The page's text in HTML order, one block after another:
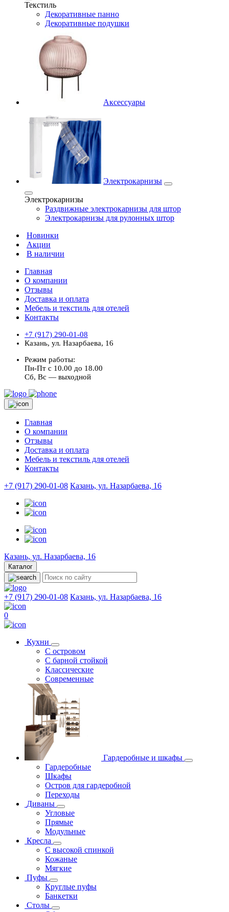
Текстиль
Декоративные панно
Декоративные подушки
Аксессуары
Электрокарнизы
Электрокарнизы
Раздвижные электрокарнизы для штор
Электрокарнизы для рулонных штор
Новинки
Акции
В наличии
Главная
О компании
Отзывы
Доставка и оплата
Мебель и текстиль для отелей
Контакты
+7 (917) 290-01-08
Казань, ул. Назарбаева, 16
Режим работы:
Пн-Пт с 10.00 до 18.00
Сб, Вс — выходной
Главная
О компании
Отзывы
Доставка и оплата
Мебель и текстиль для отелей
Контакты
+7 (917) 290-01-08 Казань, ул. Назарбаева, 16
Казань, ул. Назарбаева, 16
Каталог
+7 (917) 290-01-08 Казань, ул. Назарбаева, 16
0
Кухни
С островом
С барной стойкой
Классические
Современные
Гардеробные и шкафы
Гардеробные
Шкафы
Остров для гардеробной
Переходы
Диваны
Угловые
Прямые
Модульные
Кресла
С высокой спинкой
Кожаные
Мягкие
Пуфы
Круглые пуфы
Банкетки
Столы